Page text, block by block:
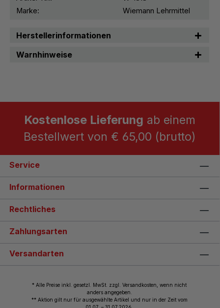
Marke:
Wiemann Lehrmittel
Herstellerinformationen
Warnhinweise
Kostenlose Lieferung ab einem
Bestellwert von € 65,00 (brutto)
Service
Informationen
Rechtliches
Zahlungsarten
Versandarten
* Alle Preise inkl. gesetzl. MwSt. zzgl. Versandkosten, wenn nicht
anders angegeben.
** Aktion gilt nur für ausgewählte Artikel und nur in der Zeit vom